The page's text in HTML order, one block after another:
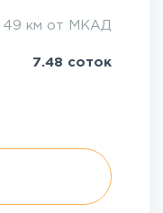
49 км от МКАД
7.48 соток